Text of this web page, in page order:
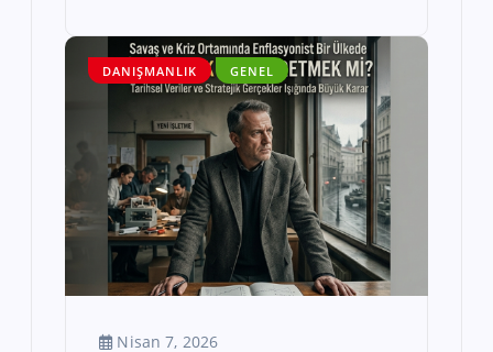
DANIŞMANLIK GENEL
Nisan 7, 2026